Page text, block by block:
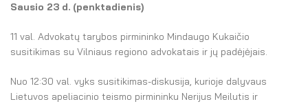
Sausio 23 d. (penktadienis)
11 val. Advokatų tarybos pirmininko Mindaugo Kukaičio
susitikimas su Vilniaus regiono advokatais ir jų padėjėjais.
Nuo 12:30 val. vyks susitikimas-diskusija, kurioje dalyvaus
Lietuvos apeliacinio teismo pirmininku Nerijus Meilutis ir